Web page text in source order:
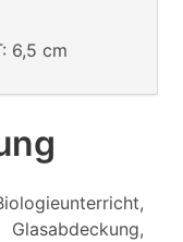
6,5 cm